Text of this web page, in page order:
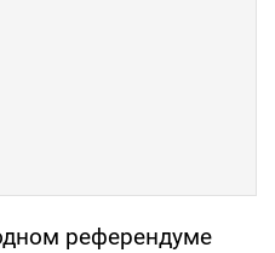
референдуме